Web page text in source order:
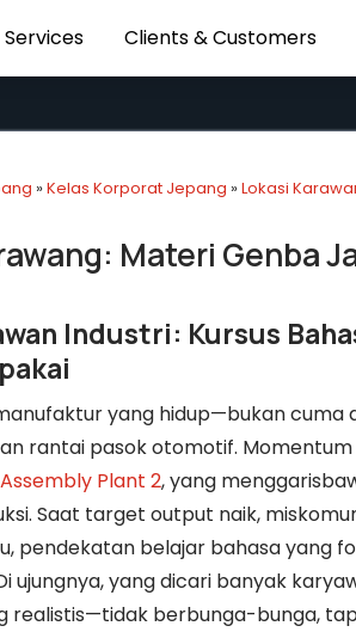
Services Clients & Customers
»Kelas Korporat Jepang »Lokasi
Materi Genba
Industri: Kursus
yang hidup—bukan cuma
rantai pasok otomotif.
Plant 2, yang
Saat target output naik,
pendekatan belajar bahasa yang
ujungnya, yang dicari banyak
realistis—tidak berbunga-bunga,